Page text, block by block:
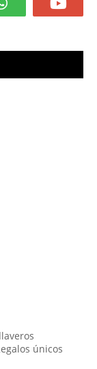
únicos